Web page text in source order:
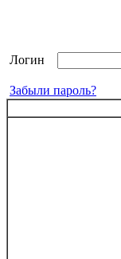
Логин
Забыли пароль?